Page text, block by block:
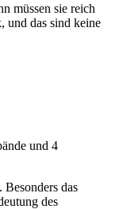
müssen sie reich
und das sind keine
und 4
das
des